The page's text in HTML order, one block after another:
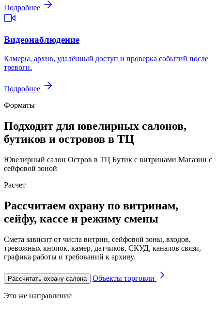
Подробнее
Видеонаблюдение
Камеры, архив, удалённый доступ и проверка событий после
тревоги.
Подробнее
Форматы
Подходит для ювелирных салонов,
бутиков и островов в ТЦ
Ювелирный салон Остров в ТЦ Бутик с витринами Магазин с
сейфовой зоной
Расчет
Рассчитаем охрану по витринам,
сейфу, кассе и режиму смены
Смета зависит от числа витрин, сейфовой зоны, входов,
тревожных кнопок, камер, датчиков, СКУД, каналов связи,
графика работы и требований к архиву.
Рассчитать охрану салона Объекты торговли
Это же направление